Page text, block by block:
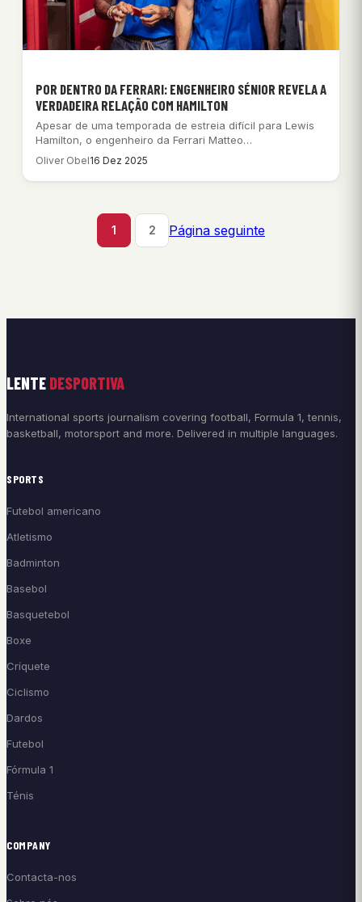
POR DENTRO DA FERRARI: ENGENHEIRO SÉNIOR REVELA A
VERDADEIRA RELAÇÃO COM HAMILTON
Apesar de uma temporada de estreia difícil para Lewis
Hamilton, o engenheiro da Ferrari Matteo…
Oliver Obel16 Dez 2025
1 2 Página seguinte
LENTE DESPORTIVA
International sports journalism covering football, Formula 1, tennis,
basketball, motorsport and more. Delivered in multiple languages.
SPORTS
Futebol americano
Atletismo
Badminton
Basebol
Basquetebol
Boxe
Críquete
Ciclismo
Dardos
Futebol
Fórmula 1
Ténis
COMPANY
Contacta-nos